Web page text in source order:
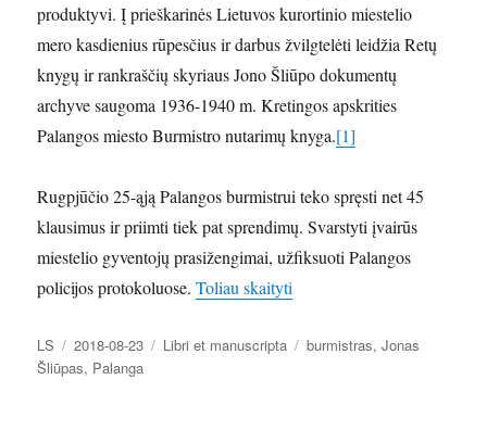
produktyvi. Į prieškarinės Lietuvos kurortinio miestelio
mero kasdienius rūpesčius ir darbus žvilgtelėti leidžia Retų
knygų ir rankraščių skyriaus Jono Šliūpo dokumentų
archyve saugoma 1936-1940 m. Kretingos apskrities
Palangos miesto Burmistro nutarimų knyga.[1]
Rugpjūčio 25-ąją Palangos burmistrui teko spręsti net 45
klausimus ir priimti tiek pat sprendimų. Svarstyti įvairūs
miestelio gyventojų prasižengimai, užfiksuoti Palangos
policijos protokoluose.Toliau skaityti
Autorius
LS Paskelbta
2018-08-23 Kategorijos
Libri et manuscripta Žymos
burmistras,Jonas
Šliūpas, Palanga